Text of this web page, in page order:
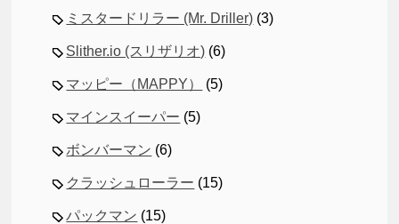
ミスタードリラー (Mr. Driller) (3)
Slither.io (スリザリオ) (6)
マッピー（MAPPY） (5)
マインスイーパー (5)
ボンバーマン (6)
クラッシュローラー (15)
パックマン (15)